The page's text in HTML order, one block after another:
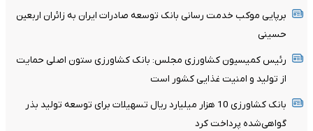
برپایی موکب خدمت رسانی بانک توسعه صادرات ایران به زائران اربعین
حسینی
رئیس کمیسیون کشاورزی مجلس: بانک کشاورزی ستون اصلی حمایت
از تولید و امنیت غذایی کشور است
بانک کشاورزی 10 هزار میلیارد ریال تسهیلات برای توسعه تولید بذر
گواهی‌شده پرداخت کرد